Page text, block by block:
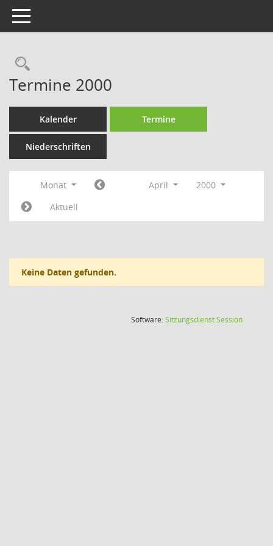
Toggle navigation
Rechercheauswahl
Termine 2000
Kalender Termine
Niederschriften
Monat April
2000
Aktuell
Keine Daten gefunden.
Software:SitzungsdienstSession(Wird in